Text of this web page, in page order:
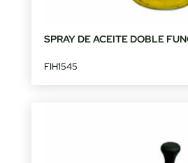
SPRAY DE ACEITE DOBLE
FIH1545